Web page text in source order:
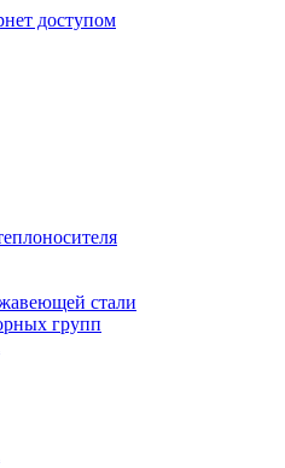
доступом
стали
групп